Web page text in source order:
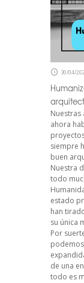
30/04/
Nuestras
ahora
siempre
buen
Nuestra
todo
estado
han
su única
Por
de una
todo es